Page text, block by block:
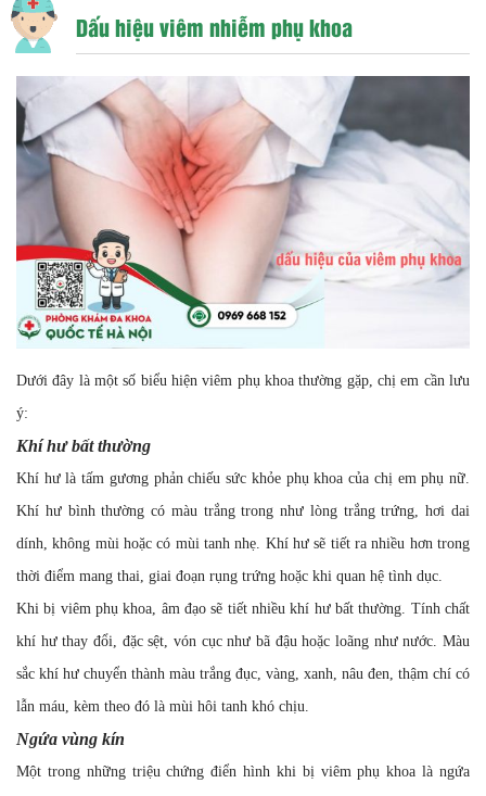
Dấu hiệu viêm nhiễm phụ khoa
Dưới đây là một số biểu hiện viêm phụ khoa thường gặp, chị em cần lưu
ý:
Khí hư bất thường
Khí hưlà tấm gương phản chiếu sức khỏe phụ khoa của chị em phụ nữ.
Khí hư bình thường có màu trắng trong như lòng trắng trứng, hơi dai
dính, không mùi hoặc có mùi tanh nhẹ. Khí hư sẽ tiết ra nhiều hơn trong
thời điểm mang thai, giai đoạn rụng trứng hoặc khi quan hệ tình dục.
Khi bị viêm phụ khoa, âm đạo sẽ tiết nhiều khí hư bất thường. Tính chất
khí hư thay đổi, đặc sệt, vón cục như bã đậu hoặc loãng như nước. Màu
sắc khí hư chuyển thành màu trắng đục, vàng, xanh, nâu đen, thậm chí có
lẫn máu, kèm theo đó là mùi hôi tanh khó chịu.
Ngứa vùng kín
Một trong những triệu chứng điển hình khi bị viêm phụ khoa là ngứa